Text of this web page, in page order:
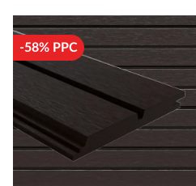
-58% PPC